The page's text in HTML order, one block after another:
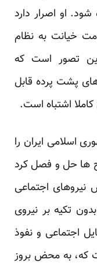
او اصرار دارد
خیانت به نظام
تصور است که
پشت پرده قابل
اشتباه است.
اسلامی ایران را
ها حل و فصل کرد
از آن پس نیروهای اجتماعی
تکیه بر نیروی
اجتماعی و نفوذ
که، به محض بروز